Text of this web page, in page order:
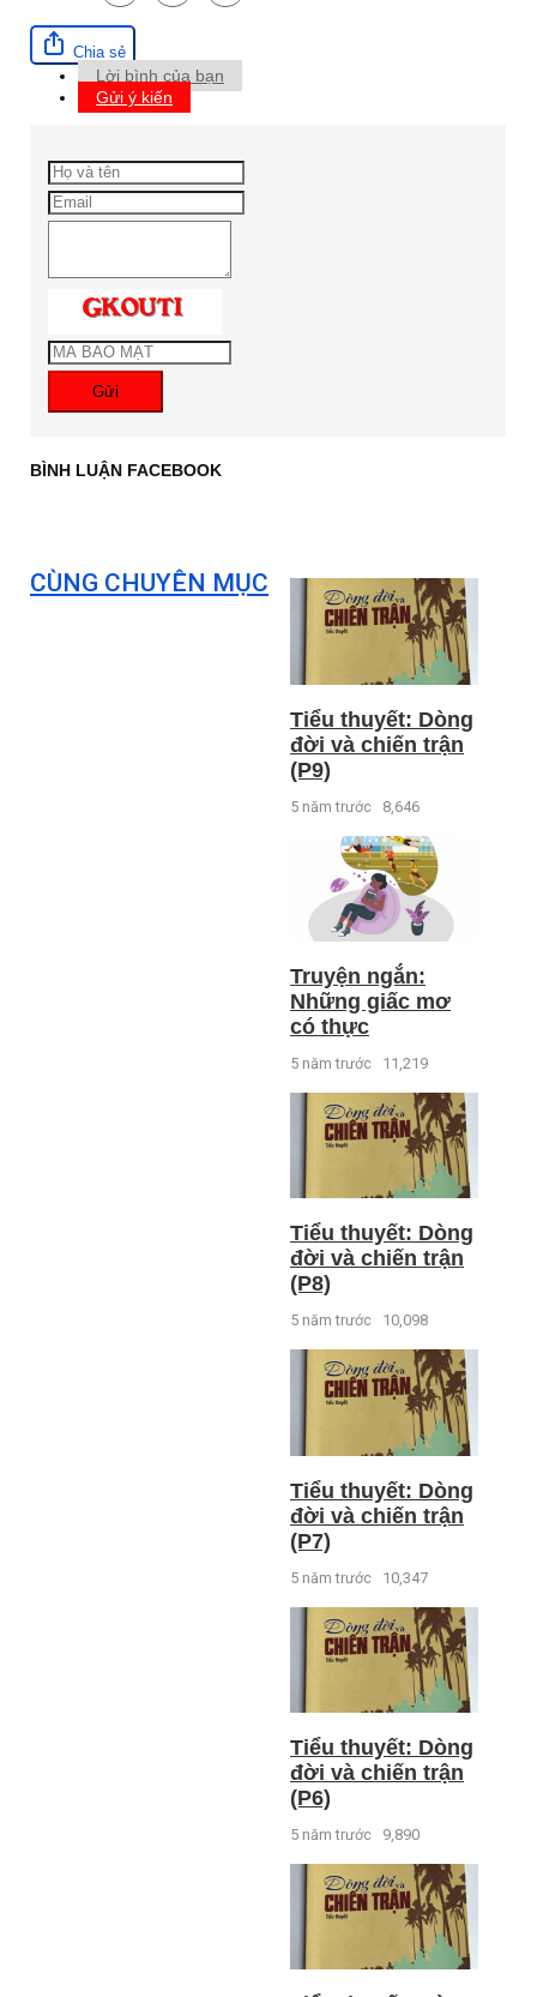
Chia sẻ
Lời bình của bạn
Gửi ý kiến
Gửi
BÌNH LUẬN FACEBOOK
CÙNG CHUYÊN MỤC
Tiểu thuyết: Dòng
đời và chiến trận
(P9)
5 năm trước 8,646
Truyện ngắn:
Những giấc mơ
có thực
5 năm trước 11,219
Tiểu thuyết: Dòng
đời và chiến trận
(P8)
5 năm trước 10,098
Tiểu thuyết: Dòng
đời và chiến trận
(P7)
5 năm trước 10,347
Tiểu thuyết: Dòng
đời và chiến trận
(P6)
5 năm trước 9,890